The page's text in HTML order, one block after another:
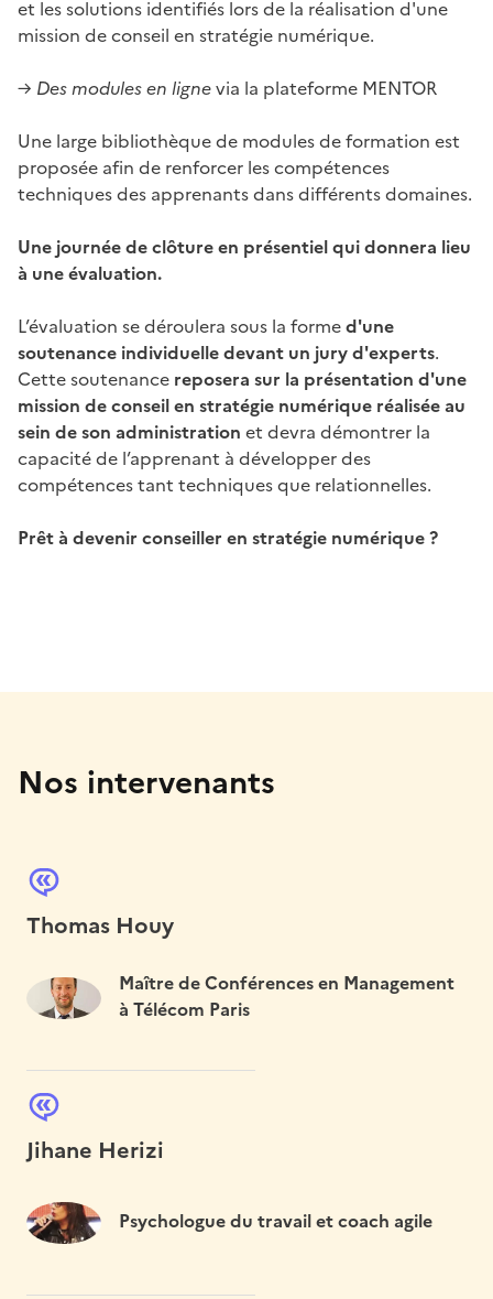
et les solutions identifiés lors de la réalisation d'une
mission de conseil en stratégie numérique.
→ Des modules en lignevia la plateforme MENTOR
Une large bibliothèque de modules de formation est
proposée afin de renforcer les compétences
techniques des apprenants dans différents domaines.
Une journée de clôture en présentiel qui donnera lieu
à une évaluation.
L’évaluation se déroulera sous la formed'une
soutenance individuelle devant un jury d'experts.
Cette soutenance reposera sur la présentation d'une
mission de conseil en stratégie numérique réalisée au
sein de son administration et devra démontrer la
capacité de l’apprenant à développer des
compétences tant techniques que relationnelles.
Prêt à devenir conseiller en stratégie numérique ?
Nos intervenants
Thomas Houy
Maître de Conférences en Management
à Télécom Paris
Jihane Herizi
Psychologue du travail et coach agile